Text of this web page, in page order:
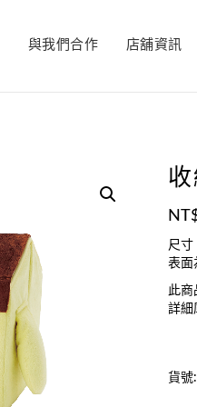
與我們合作 店舖資訊
尺寸
表面
此商
詳細
貨